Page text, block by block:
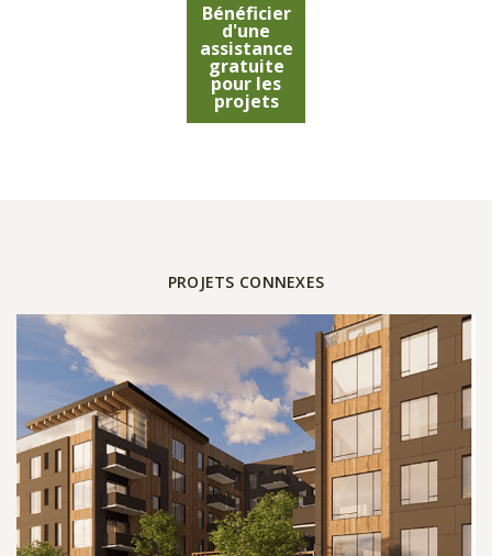
Bénéficier
d'une
assistance
gratuite
pour les
projets
PROJETS CONNEXES